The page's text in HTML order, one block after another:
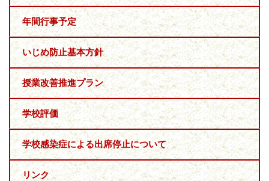
年間行事予定
いじめ防止基本方針
授業改善推進プラン
学校評価
学校感染症による出席停止について
リンク